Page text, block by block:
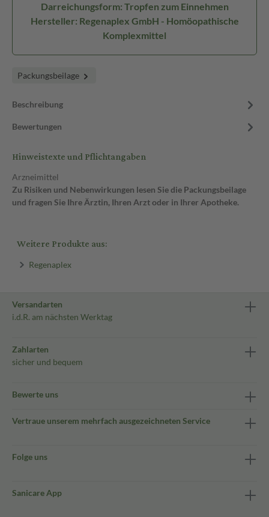
Darreichungsform: Tropfen zum Einnehmen
Hersteller: Regenaplex GmbH - Homöopathische
Komplexmittel
Packungsbeilage
Beschreibung
Bewertungen
Hinweistexte und Pflichtangaben
Arzneimittel
Zu Risiken und Nebenwirkungen lesen Sie die Packungsbeilage
und fragen Sie Ihre Ärztin, Ihren Arzt oder in Ihrer Apotheke.
Weitere Produkte aus:
Regenaplex
Versandarten
i.d.R. am nächsten Werktag
Zahlarten
sicher und bequem
Bewerte uns
Vertraue unserem mehrfach ausgezeichneten Service
Folge uns
Sanicare App